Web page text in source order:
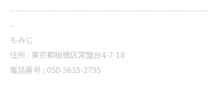
--------------------------------------------------------------------
--
もみじ
住所 : 東京都板橋区常盤台4-7-18
電話番号 : 050-3635-2795